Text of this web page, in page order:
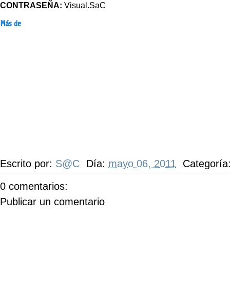
CONTRASEÑA: Visual.SaC
Más de
Escrito por: S@C Día: mayo 06, 2011
0 comentarios:
Publicar un comentario